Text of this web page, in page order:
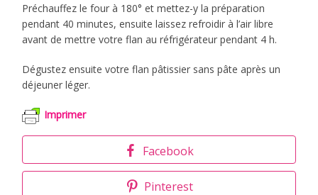
Préchauffez le four à 180° et mettez-y la préparation
pendant 40 minutes, ensuite laissez refroidir à l’air libre
avant de mettre votre flan au réfrigérateur pendant 4 h.
Dégustez ensuite votre flan pâtissier sans pâte après un
déjeuner léger.
Imprimer
Facebook
Pinterest